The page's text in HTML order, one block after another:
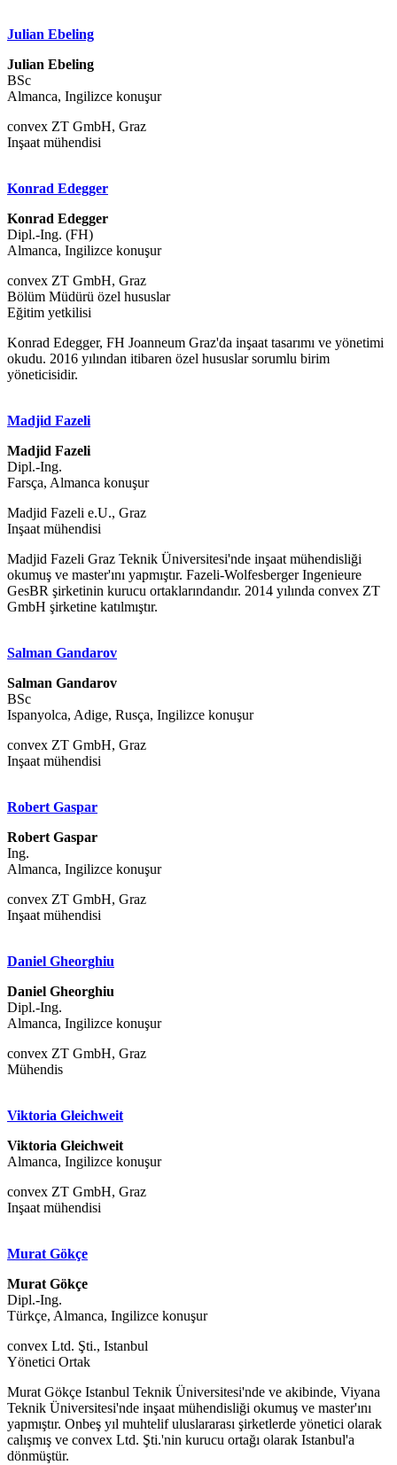
Julian Ebeling
Julian Ebeling
BSc
Almanca, Ingilizce konuşur
convex ZT GmbH, Graz
Inşaat mühendisi
Konrad Edegger
Konrad Edegger
Dipl.-Ing. (FH)
Almanca, Ingilizce konuşur
convex ZT GmbH, Graz
Bölüm Müdürü özel hususlar
Eğitim yetkilisi
Konrad Edegger, FH Joanneum Graz'da inşaat tasarımı ve yönetimi
okudu. 2016 yılından itibaren özel hususlar sorumlu birim
yöneticisidir.
Madjid Fazeli
Madjid Fazeli
Dipl.-Ing.
Farsça, Almanca konuşur
Madjid Fazeli e.U., Graz
Inşaat mühendisi
Madjid Fazeli Graz Teknik Üniversitesi'nde inşaat mühendisliği
okumuş ve master'ını yapmıştır. Fazeli-Wolfesberger Ingenieure
GesBR şirketinin kurucu ortaklarındandır. 2014 yılında convex ZT
GmbH şirketine katılmıştır.
Salman Gandarov
Salman Gandarov
BSc
Ispanyolca, Adige, Rusça, Ingilizce konuşur
convex ZT GmbH, Graz
Inşaat mühendisi
Robert Gaspar
Robert Gaspar
Ing.
Almanca, Ingilizce konuşur
convex ZT GmbH, Graz
Inşaat mühendisi
Daniel Gheorghiu
Daniel Gheorghiu
Dipl.-Ing.
Almanca, Ingilizce konuşur
convex ZT GmbH, Graz
Mühendis
Viktoria Gleichweit
Viktoria Gleichweit
Almanca, Ingilizce konuşur
convex ZT GmbH, Graz
Inşaat mühendisi
Murat Gökçe
Murat Gökçe
Dipl.-Ing.
Türkçe, Almanca, Ingilizce konuşur
convex Ltd. Şti., Istanbul
Yönetici Ortak
Murat Gökçe Istanbul Teknik Üniversitesi'nde ve akibinde, Viyana
Teknik Üniversitesi'nde inşaat mühendisliği okumuş ve master'ını
yapmıştır. Onbeş yıl muhtelif uluslararası şirketlerde yönetici olarak
calışmış ve convex Ltd. Şti.'nin kurucu ortağı olarak Istanbul'a
dönmüştür.